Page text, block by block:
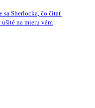
sa Sherlocka, čo čítať
na mieru vám